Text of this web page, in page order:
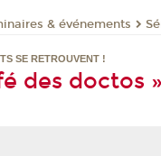
& événements
SE RETROUVENT !
des doctos »